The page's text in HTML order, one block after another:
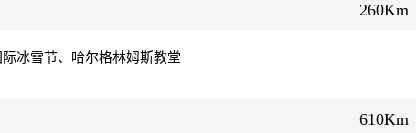
260Km
冰雪节、哈尔格林姆斯教堂
610Km